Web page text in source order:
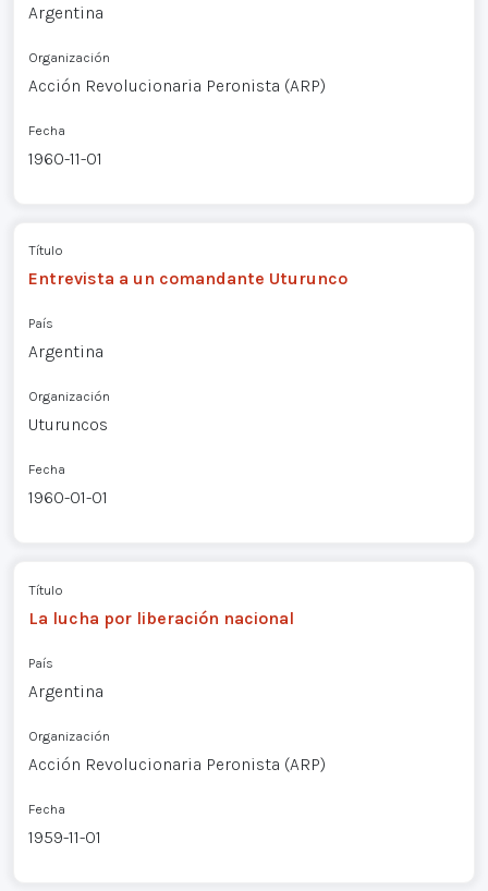
Argentina
Organización
Acción Revolucionaria Peronista (ARP)
Fecha
1960-11-01
Título
Entrevista a un comandante Uturunco
País
Argentina
Organización
Uturuncos
Fecha
1960-01-01
Título
La lucha por liberación nacional
País
Argentina
Organización
Acción Revolucionaria Peronista (ARP)
Fecha
1959-11-01